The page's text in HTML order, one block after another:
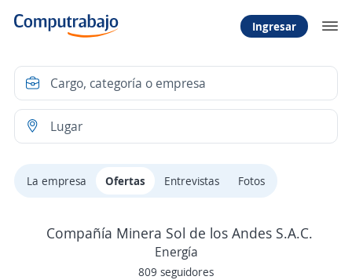
Ingresar
La empresa Ofertas Entrevistas Fotos
Compañía Minera Sol de los Andes S.A.C.
Energía
809 seguidores